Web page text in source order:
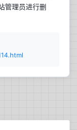
管理员进行删